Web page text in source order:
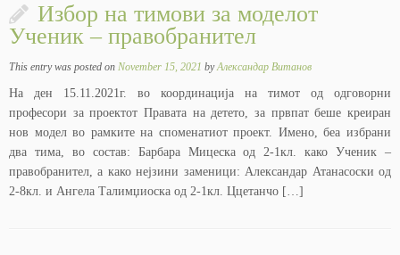
Избор на тимови за моделот
Ученик – правобранител
This entry was posted on November 15, 2021 byАлександар Витанов
На ден 15.11.2021г. во координација на тимот од одговорни
професори за проектот Правата на детето, за првпат беше креиран
нов модел во рамките на споменатиот проект. Имено, беа избрани
два тима, во состав: Барбара Мицеска од 2-1кл. како Ученик –
правобранител, а како нејзини заменици: Александар Атанасоски од
2-8кл. и Ангела Талимџиоска од 2-1кл. Ццетанчо […]